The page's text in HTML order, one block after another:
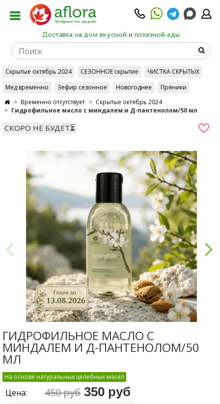
Доставка на дом вкусной и полезной еды
Скрытые октябрь 2024 СЕЗОННОЕ скрытие
ЧИСТКА СКРЫТЫХ
Мед временно
Зефир сезонное Новогоднее
Пряники
Временно отсутствует
Скрытые октябрь 2024
Гидрофильное масло с миндалем и Д-пантенолом/50 мл
СКОРО НЕ БУДЕТ⏳
ГИДРОФИЛЬНОЕ МАСЛО С
МИНДАЛЕМ И Д-ПАНТЕНОЛОМ/50
МЛ
На основе натуральных целебных масел
Цена: 450 руб 350 руб